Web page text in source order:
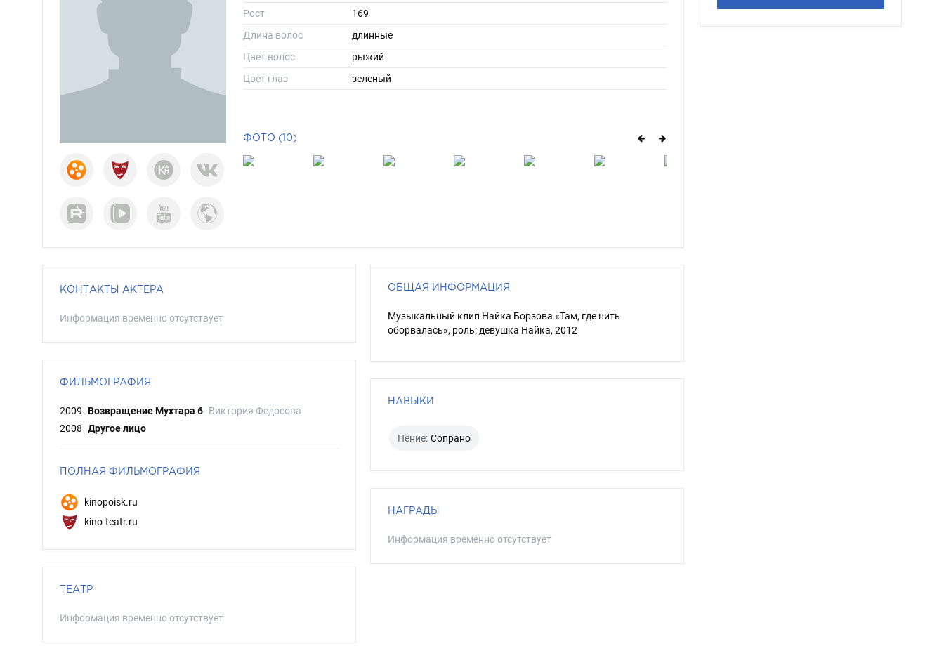
Рост
169
Длина волос
длинные
Цвет волос
рыжий
Цвет глаз
зеленый
ФОТО (10)
КОНТАКТЫ АКТЁРА
Информация временно отсутствует
ФИЛЬМОГРАФИЯ
2009 Возвращение Мухтара 6 Виктория Федосова
2008 Другое лицо
ПОЛНАЯ ФИЛЬМОГРАФИЯ
kinopoisk.ru
kino-teatr.ru
ТЕАТР
Информация временно отсутствует
ОБЩАЯ ИНФОРМАЦИЯ
Музыкальный клип Найка Борзова «Там, где нить
оборвалась», роль: девушка Найка, 2012
НАВЫКИ
Пение: Сопрано
НАГРАДЫ
Информация временно отсутствует